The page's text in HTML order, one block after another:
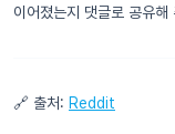
이어졌는지 댓글로 공유
🔗 출처: Reddit